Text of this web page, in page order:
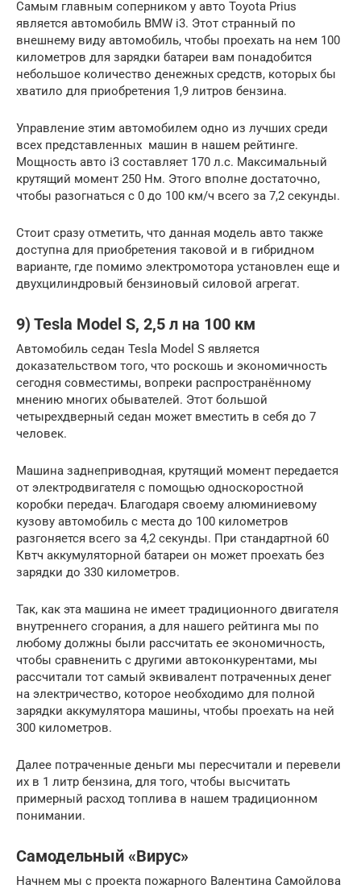
Самым главным соперником у авто Toyota Prius
является автомобиль BMW i3. Этот странный по
внешнему виду автомобиль, чтобы проехать на нем 100
километров для зарядки батареи вам понадобится
небольшое количество денежных средств, которых бы
хватило для приобретения 1,9 литров бензина.
Управление этим автомобилем одно из лучших среди
всех представленных машин в нашем рейтинге.
Мощность авто i3 составляет 170 л.с. Максимальный
крутящий момент 250 Нм. Этого вполне достаточно,
чтобы разогнаться с 0 до 100 км/ч всего за 7,2 секунды.
Стоит сразу отметить, что данная модель авто также
доступна для приобретения таковой и в гибридном
варианте, где помимо электромотора установлен еще и
двухцилиндровый бензиновый силовой агрегат.
9) Tesla Model S, 2,5 л на 100 км
Автомобиль седан Tesla Model S является
доказательством того, что роскошь и экономичность
сегодня совместимы, вопреки распространённому
мнению многих обывателей. Этот большой
четырехдверный седан может вместить в себя до 7
человек.
Машина заднеприводная, крутящий момент передается
от электродвигателя с помощью односкоростной
коробки передач. Благодаря своему алюминиевому
кузову автомобиль с места до 100 километров
разгоняется всего за 4,2 секунды. При стандартной 60
Квтч аккумуляторной батареи он может проехать без
зарядки до 330 километров.
Так, как эта машина не имеет традиционного двигателя
внутреннего сгорания, а для нашего рейтинга мы по
любому должны были рассчитать ее экономичность,
чтобы сравненить с другими автоконкурентами, мы
рассчитали тот самый эквивалент потраченных денег
на электричество, которое необходимо для полной
зарядки аккумулятора машины, чтобы проехать на ней
300 километров.
Далее потраченные деньги мы пересчитали и перевели
их в 1 литр бензина, для того, чтобы высчитать
примерный расход топлива в нашем традиционном
понимании.
Самодельный «Вирус»
Начнем мы с проекта пожарного Валентина Самойлова